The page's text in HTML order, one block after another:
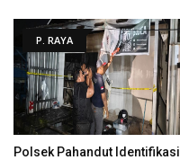
P. RAYA
Polsek Pahandut Identifikasi